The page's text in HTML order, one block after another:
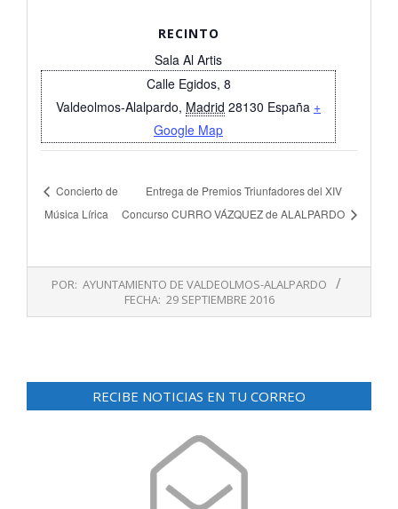
RECINTO
Sala Al Artis
Calle Egidos, 8
Valdeolmos-Alalpardo, Madrid 28130 España +
Google Map
Concierto de
Música Lírica
Entrega de Premios Triunfadores del XIV
Concurso CURRO VÁZQUEZ de ALALPARDO
29
POR: AYUNTAMIENTO DE VALDEOLMOS-ALALPARDO
FECHA: 29 SEPTIEMBRE 2016
RECIBE NOTICIAS EN TU CORREO